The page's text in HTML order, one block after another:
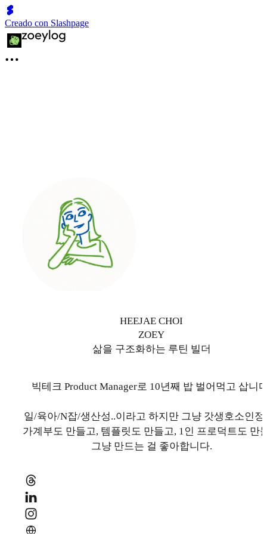
Creado con Slashpage
HEEJAE CHOI
ZOEY
삶을 구조화하는 루틴 빌더
빅테크 Product Manager로 10년째 밥 벌어먹고 삽니
일/육아/N잡/생산성..이라고 하지만 그냥 갓생호소인정
가계부도 만들고, 템플릿도 만들고, 1인 프로덕트도 만
그냥 만드는 걸 좋아합니다.